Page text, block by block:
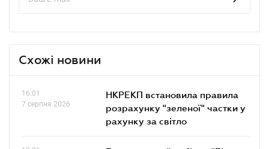
Схожі новини
16.01
7 серпня 2026
НКРЕКП встановила правила
розрахунку "зеленої" частки у
рахунку за світло